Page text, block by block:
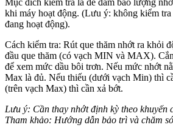
khi máy hoạt động. (Lưu ý: không kiểm
đang hoạt động).
Cách kiểm tra: Rút que thăm nhớt ra khỏi
đầu que thăm (có vạch MIN và MAX).
để xem mức dầu bôi trơn. Nếu mức nhớt
Max là đủ. Nếu thiếu (dưới vạch Min) thì
(trên vạch Max) thì cần xả bớt.
Lưu ý: Cần thay nhớt định kỳ theo khuyến
Tham khảo: Hướng dẫn bảo trì và chăm